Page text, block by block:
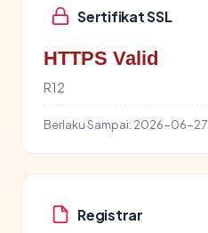
Sertifikat SSL
HTTPS Valid
R12
Berlaku Sampai: 2026-06-27
Registrar